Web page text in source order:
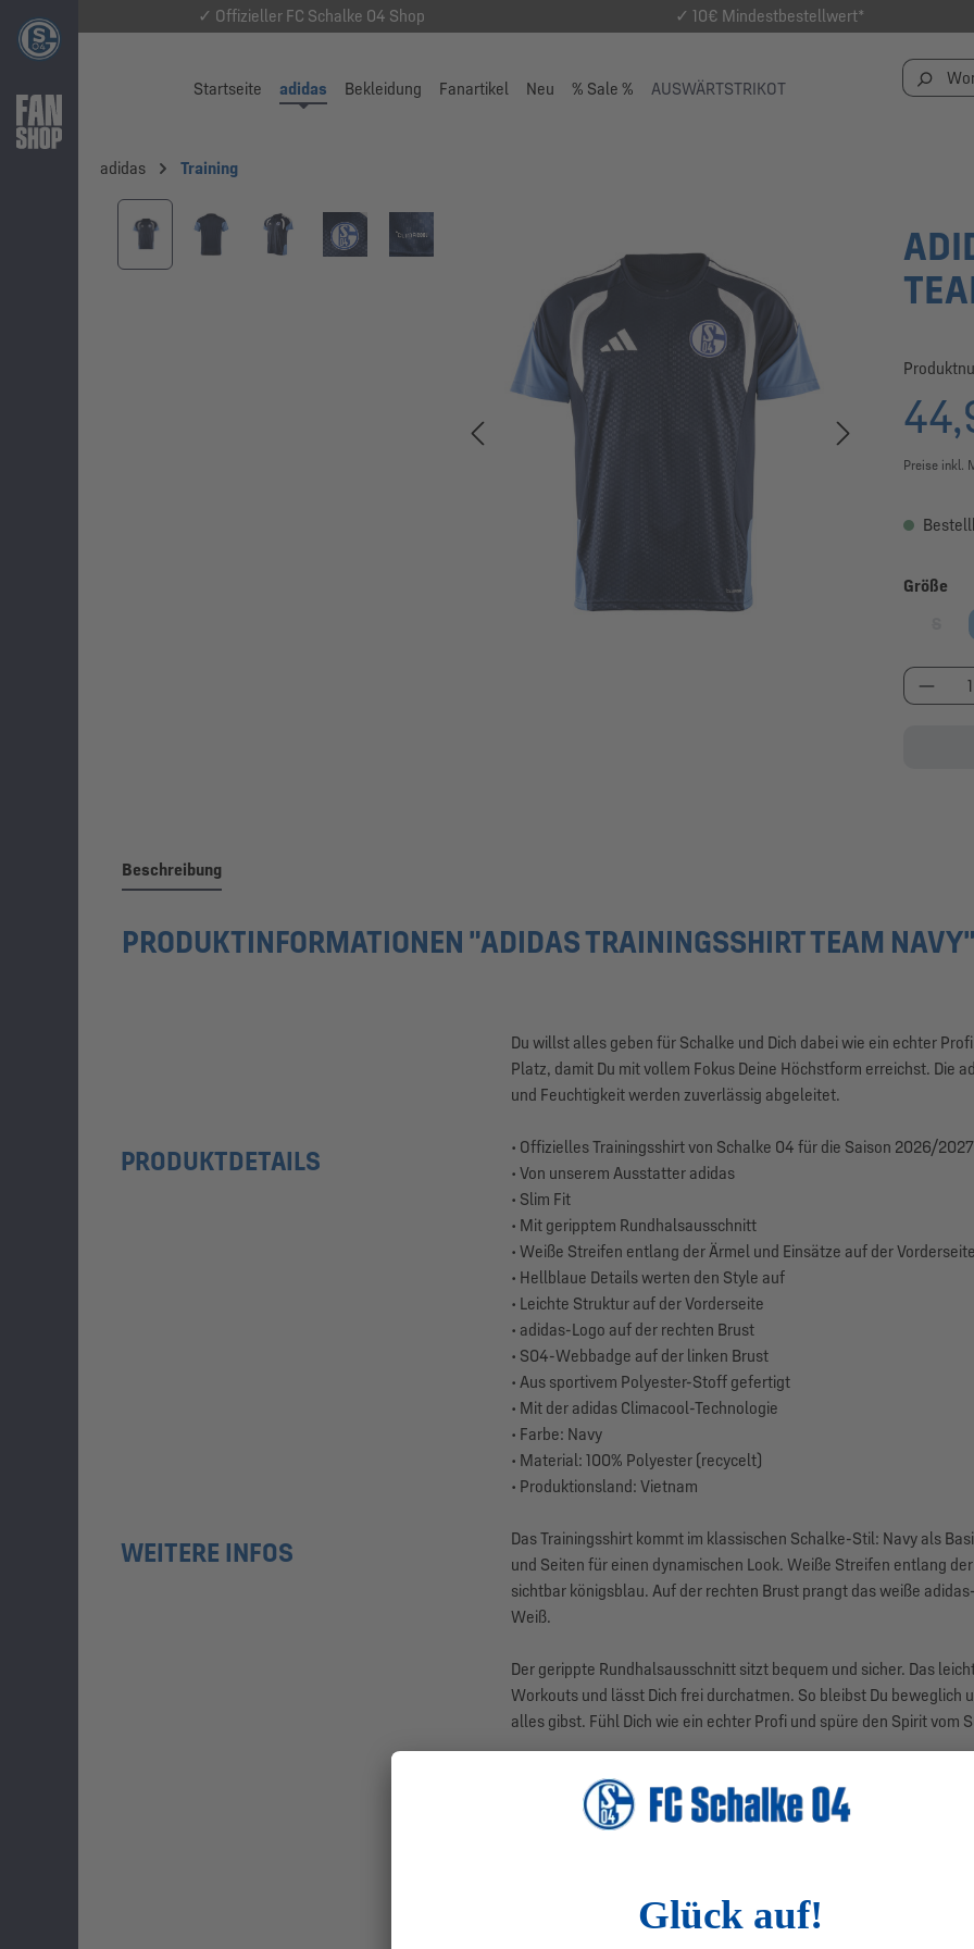
✓ Offizieller FC Schalke 04 Shop ✓ 10€ Mindestbestellwert*
Startseite adidas Bekleidung Fanartikel Neu % Sale % AUSWÄRTSTRIKOT
adidas Training
Bildergalerie überspringen
Preise inkl.
Größe
Beschreibung
PRODUKTINFORMATIONEN "ADIDAS TRAININGSSHIRT TEAM NAVY"
Du willst alles geben für Schalke und Dich dabei wie ein echter
Platz, damit Du mit vollem Fokus Deine Höchstform erreichst. Die
und Feuchtigkeit werden zuverlässig abgeleitet.
PRODUKTDETAILS
• Offizielles Trainingsshirt von Schalke 04 für die Saison 2026/2027
• Von unserem Ausstatter adidas
• Slim Fit
• Mit geripptem Rundhalsausschnitt
• Weiße Streifen entlang der Ärmel und Einsätze auf der Vorderseite
• Hellblaue Details werten den Style auf
• Leichte Struktur auf der Vorderseite
• adidas-Logo auf der rechten Brust
• S04-Webbadge auf der linken Brust
• Aus sportivem Polyester-Stoff gefertigt
• Mit der adidas Climacool-Technologie
• Farbe: Navy
• Material: 100% Polyester (recycelt)
• Produktionsland: Vietnam
WEITERE INFOS
Das Trainingsshirt kommt im klassischen Schalke-Stil: Navy als
und Seiten für einen dynamischen Look. Weiße Streifen entlang
sichtbar königsblau. Auf der rechten Brust prangt das weiße
Weiß.
Der gerippte Rundhalsausschnitt sitzt bequem und sicher. Das
Workouts und lässt Dich frei durchatmen. So bleibst Du
alles gibst. Fühl Dich wie ein echter Profi und spüre den Spirit vom
Auch abseits des Platzes passt das Trainingsshirt perfekt in
Du im Handumdrehen einen sportlichen Look.
Herstellerangaben: adidas AG, Adi-Dassler-Str. 1, 91074